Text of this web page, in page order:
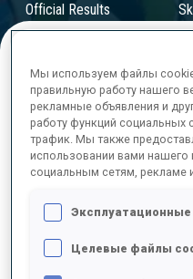
Official Results
SHOOTING TIME
NOR 2 2
Мы используем файлы
правильную работу нашего
рекламные объявления и
работу функций социальных
трафик. Мы также
использовании вами нашего
социальным сетям, рекламе
Целевые файлы